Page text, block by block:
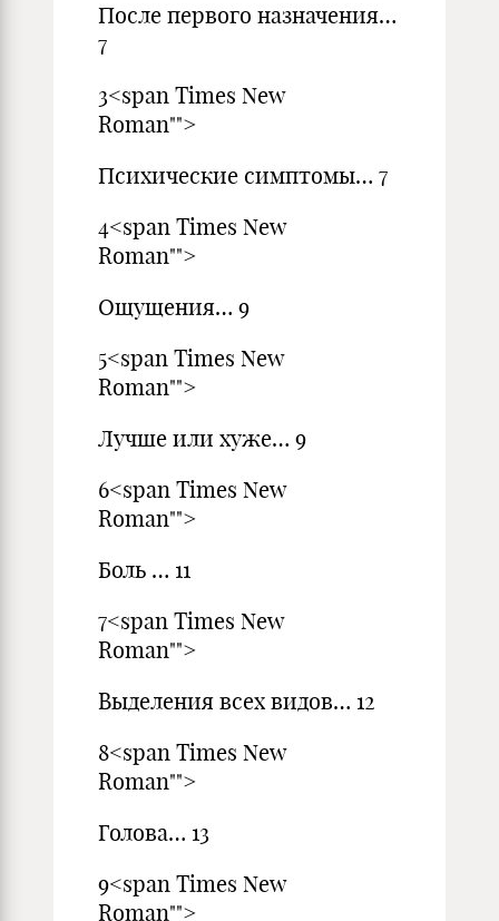
После первого назначения…
7
3<span Times New
Roman"">
Психические симптомы… 7
4<span Times New
Roman"">
Ощущения… 9
5<span Times New
Roman"">
Лучше или хуже… 9
6<span Times New
Roman"">
Боль … 11
7<span Times New
Roman"">
Выделения всех видов… 12
8<span Times New
Roman"">
Голова… 13
9<span Times New
Roman"">